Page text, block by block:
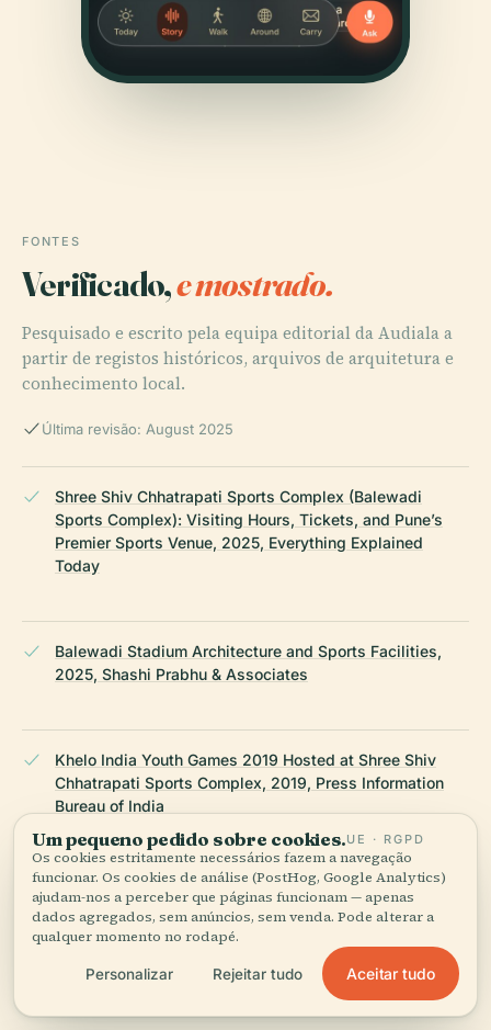
FONTES
Verificado,e mostrado.
Pesquisado e escrito pela equipa editorial da Audiala a
partir de registos históricos, arquivos de arquitetura e
conhecimento local.
Última revisão: August 2025
Shree Shiv Chhatrapati Sports Complex (Balewadi
Sports Complex): Visiting Hours, Tickets, and Pune’s
Premier Sports Venue, 2025, Everything Explained
Today
Balewadi Stadium Architecture and Sports Facilities,
2025, Shashi Prabhu & Associates
Khelo India Youth Games 2019 Hosted at Shree Shiv
Chhatrapati Sports Complex, 2019, Press Information
Bureau of India
Indian Supercross Racing League (ISRL) Pune Race
Venue, 2024, Autotrack India
15th All India IMD Sports Meet 2025, Mumbai TV News
Um pequeno pedido sobre cookies.UE · RGPD
Os cookies estritamente necessários fazem a navegação
funcionar. Os cookies de análise (PostHog, Google Analytics)
ajudam-nos a perceber que páginas funcionam — apenas
dados agregados, sem anúncios, sem venda. Pode alterar a
qualquer momento no rodapé.
Personalizar Rejeitar tudo Aceitar tudo